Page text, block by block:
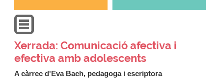
Xerrada: Comunicació afectiva i
efectiva amb adolescents
A càrrec d'Eva Bach, pedagoga i escriptora